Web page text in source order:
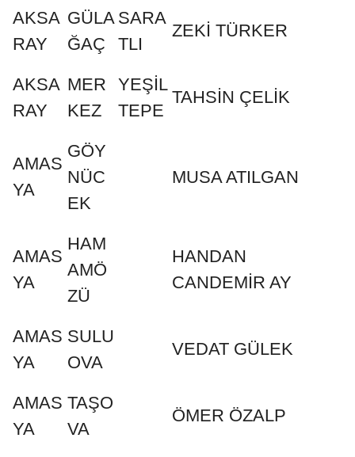
AKSA
RAY
GÜLA
ĞAÇ
SARA
TLI
ZEKİ TÜRKER
AKSA
RAY
MER
KEZ
YEŞİL
TEPE
TAHSİN ÇELİK
AMAS
YA
GÖY
NÜC
EK
MUSA ATILGAN
AMAS
YA
HAM
AMÖ
ZÜ
HANDAN
CANDEMİR AY
AMAS
YA
SULU
OVA
VEDAT GÜLEK
AMAS
YA
TAŞO
VA
ÖMER ÖZALP